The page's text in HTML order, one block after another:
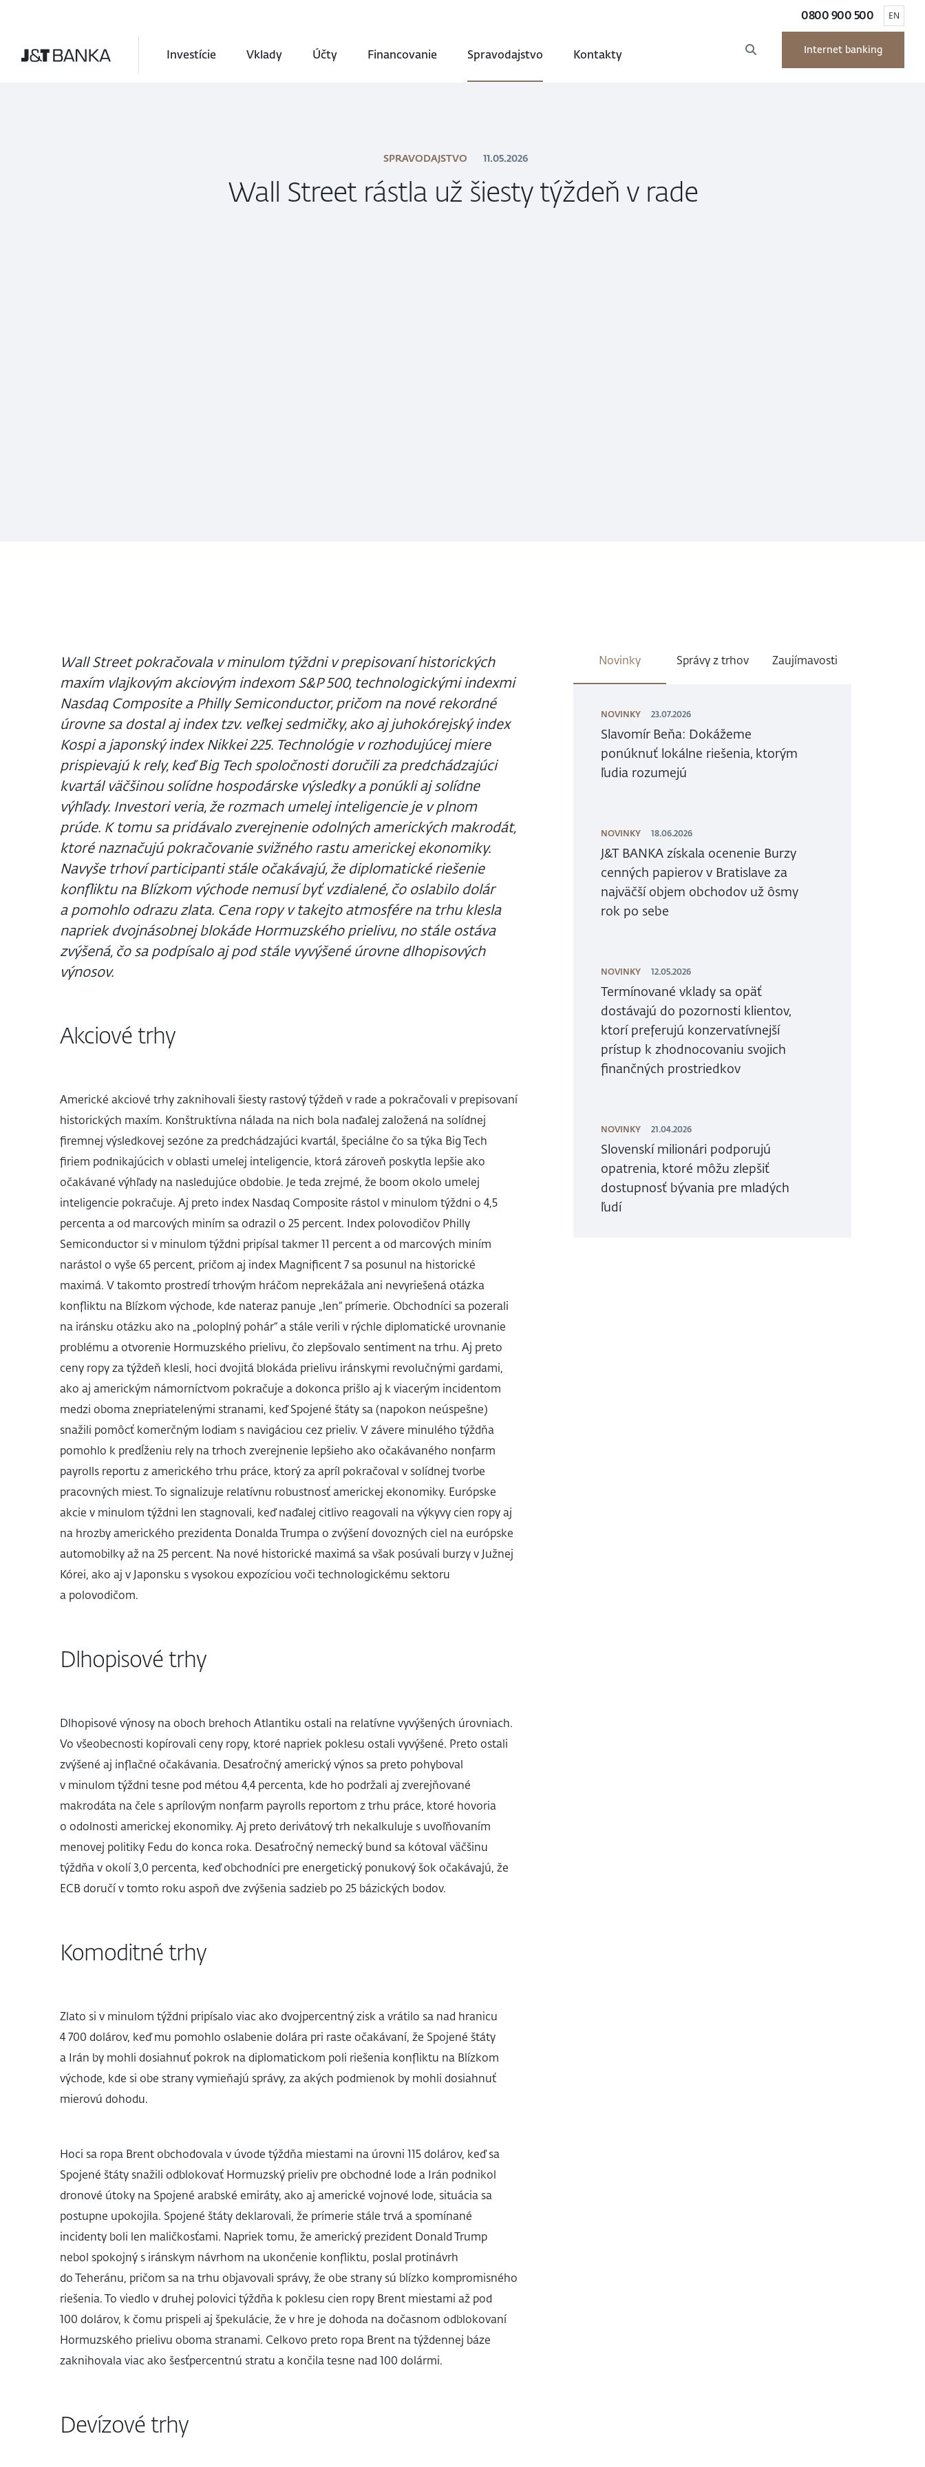
0800 900 500 EN
Investície Vklady Účty Financovanie Spravodajstvo Kontakty Internet banking
SPRAVODAJSTVO 11.05.2026
Wall Street rástla už šiesty týždeň v rade
Wall Street pokračovala v minulom týždni v prepisovaní historických
maxím vlajkovým akciovým indexom S&P 500, technologickými indexmi
Nasdaq Composite a Philly Semiconductor, pričom na nové rekordné
úrovne sa dostal aj index tzv. veľkej sedmičky, ako aj juhokórejský index
Kospi a japonský index Nikkei 225. Technológie v rozhodujúcej miere
prispievajú k rely, keď Big Tech spoločnosti doručili za predchádzajúci
kvartál väčšinou solídne hospodárske výsledky a ponúkli aj solídne
výhľady. Investori veria, že rozmach umelej inteligencie je v plnom
prúde. K tomu sa pridávalo zverejnenie odolných amerických makrodát,
ktoré naznačujú pokračovanie svižného rastu americkej ekonomiky.
Navyše trhoví participanti stále očakávajú, že diplomatické riešenie
konfliktu na Blízkom východe nemusí byť vzdialené, čo oslabilo dolár
a pomohlo odrazu zlata. Cena ropy v takejto atmosfére na trhu klesla
napriek dvojnásobnej blokáde Hormuzského prielivu, no stále ostáva
zvýšená, čo sa podpísalo aj pod stále vyvýšené úrovne dlhopisových
výnosov.
Akciové trhy
Americké akciové trhy zaknihovali šiesty rastový týždeň v rade a pokračovali v prepisovaní
historických maxím. Konštruktívna nálada na nich bola naďalej založená na solídnej
firemnej výsledkovej sezóne za predchádzajúci kvartál, špeciálne čo sa týka Big Tech
firiem podnikajúcich v oblasti umelej inteligencie, ktorá zároveň poskytla lepšie ako
očakávané výhľady na nasledujúce obdobie. Je teda zrejmé, že boom okolo umelej
inteligencie pokračuje. Aj preto index Nasdaq Composite rástol v minulom týždni o 4,5
percenta a od marcových miním sa odrazil o 25 percent. Index polovodičov Philly
Semiconductor si v minulom týždni pripísal takmer 11 percent a od marcových miním
narástol o vyše 65 percent, pričom aj index Magnificent 7 sa posunul na historické
maximá. V takomto prostredí trhovým hráčom neprekážala ani nevyriešená otázka
konfliktu na Blízkom východe, kde nateraz panuje „len“ prímerie. Obchodníci sa pozerali
na iránsku otázku ako na „poloplný pohár“ a stále verili v rýchle diplomatické urovnanie
problému a otvorenie Hormuzského prielivu, čo zlepšovalo sentiment na trhu. Aj preto
ceny ropy za týždeň klesli, hoci dvojitá blokáda prielivu iránskymi revolučnými gardami,
ako aj americkým námorníctvom pokračuje a dokonca prišlo aj k viacerým incidentom
medzi oboma znepriatelenými stranami, keď Spojené štáty sa (napokon neúspešne)
snažili pomôcť komerčným lodiam s navigáciou cez prieliv. V závere minulého týždňa
pomohlo k predĺženiu rely na trhoch zverejnenie lepšieho ako očakávaného nonfarm
payrolls reportu z amerického trhu práce, ktorý za apríl pokračoval v solídnej tvorbe
pracovných miest. To signalizuje relatívnu robustnosť americkej ekonomiky. Európske
akcie v minulom týždni len stagnovali, keď naďalej citlivo reagovali na výkyvy cien ropy aj
na hrozby amerického prezidenta Donalda Trumpa o zvýšení dovozných ciel na európske
automobilky až na 25 percent. Na nové historické maximá sa však posúvali burzy v Južnej
Kórei, ako aj v Japonsku s vysokou expozíciou voči technologickému sektoru
a polovodičom.
Dlhopisové trhy
Dlhopisové výnosy na oboch brehoch Atlantiku ostali na relatívne vyvýšených úrovniach.
Vo všeobecnosti kopírovali ceny ropy, ktoré napriek poklesu ostali vyvýšené. Preto ostali
zvýšené aj inflačné očakávania. Desaťročný americký výnos sa preto pohyboval
v minulom týždni tesne pod métou 4,4 percenta, kde ho podržali aj zverejňované
makrodáta na čele s aprílovým nonfarm payrolls reportom z trhu práce, ktoré hovoria
o odolnosti americkej ekonomiky. Aj preto derivátový trh nekalkuluje s uvoľňovaním
menovej politiky Fedu do konca roka. Desaťročný nemecký bund sa kótoval väčšinu
týždňa v okolí 3,0 percenta, keď obchodníci pre energetický ponukový šok očakávajú, že
ECB doručí v tomto roku aspoň dve zvýšenia sadzieb po 25 bázických bodov.
Komoditné trhy
Zlato si v minulom týždni pripísalo viac ako dvojpercentný zisk a vrátilo sa nad hranicu
4 700 dolárov, keď mu pomohlo oslabenie dolára pri raste očakávaní, že Spojené štáty
a Irán by mohli dosiahnuť pokrok na diplomatickom poli riešenia konfliktu na Blízkom
východe, kde si obe strany vymieňajú správy, za akých podmienok by mohli dosiahnuť
mierovú dohodu.
Hoci sa ropa Brent obchodovala v úvode týždňa miestami na úrovni 115 dolárov, keď sa
Spojené štáty snažili odblokovať Hormuzský prieliv pre obchodné lode a Irán podnikol
dronové útoky na Spojené arabské emiráty, ako aj americké vojnové lode, situácia sa
postupne upokojila. Spojené štáty deklarovali, že prímerie stále trvá a spomínané
incidenty boli len maličkosťami. Napriek tomu, že americký prezident Donald Trump
nebol spokojný s iránskym návrhom na ukončenie konfliktu, poslal protinávrh
do Teheránu, pričom sa na trhu objavovali správy, že obe strany sú blízko kompromisného
riešenia. To viedlo v druhej polovici týždňa k poklesu cien ropy Brent miestami až pod
100 dolárov, k čomu prispeli aj špekulácie, že v hre je dohoda na dočasnom odblokovaní
Hormuzského prielivu oboma stranami. Celkovo preto ropa Brent na týždennej báze
zaknihovala viac ako šesťpercentnú stratu a končila tesne nad 100 dolármi.
Devízové trhy
Novinky Správy z trhov Zaujímavosti
NOVINKY 23.07.2026
Slavomír Beňa: Dokážeme
ponúknuť lokálne riešenia, ktorým
ľudia rozumejú
NOVINKY 18.06.2026
J&T BANKA získala ocenenie Burzy
cenných papierov v Bratislave za
najväčší objem obchodov už ôsmy
rok po sebe
NOVINKY 12.05.2026
Termínované vklady sa opäť
dostávajú do pozornosti klientov,
ktorí preferujú konzervatívnejší
prístup k zhodnocovaniu svojich
finančných prostriedkov
NOVINKY 21.04.2026
Slovenskí milionári podporujú
opatrenia, ktoré môžu zlepšiť
dostupnosť bývania pre mladých
ľudí